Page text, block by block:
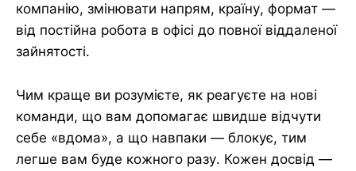
компанію, змінювати напрям, країну, формат —
від постійна робота в офісі до повної віддаленої
зайнятості.
Чим краще ви розумієте, як реагуєте на нові
команди, що вам допомагає швидше відчути
себе «вдома», а що навпаки — блокує, тим
легше вам буде кожного разу. Кожен досвід —